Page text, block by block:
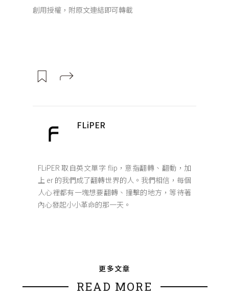
創用授權，附原文連結即可轉載
FLiPER
FLiPER 取自英文單字 flip，意指翻轉、翻動，加
上 er 的我們成了翻轉世界的人。我們相信，每個
人心裡都有一塊想要翻轉、撞擊的地方，等待著
內心發起小小革命的那一天。
更多文章
READ MORE